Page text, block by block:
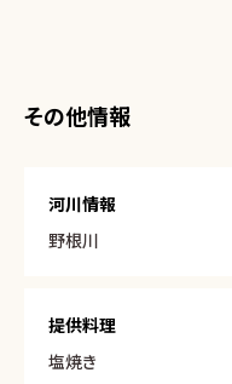
その他情報
河川情報
野根川
提供料理
塩焼き